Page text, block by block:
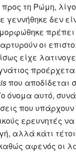
τη Ρώμη,
γεννήθηκε δεν
οι
είχε
που αποδίδεται
όνομα αυτό,
που υπάρχουν
ερευνητές
αλλά κάτι
αφενός οι